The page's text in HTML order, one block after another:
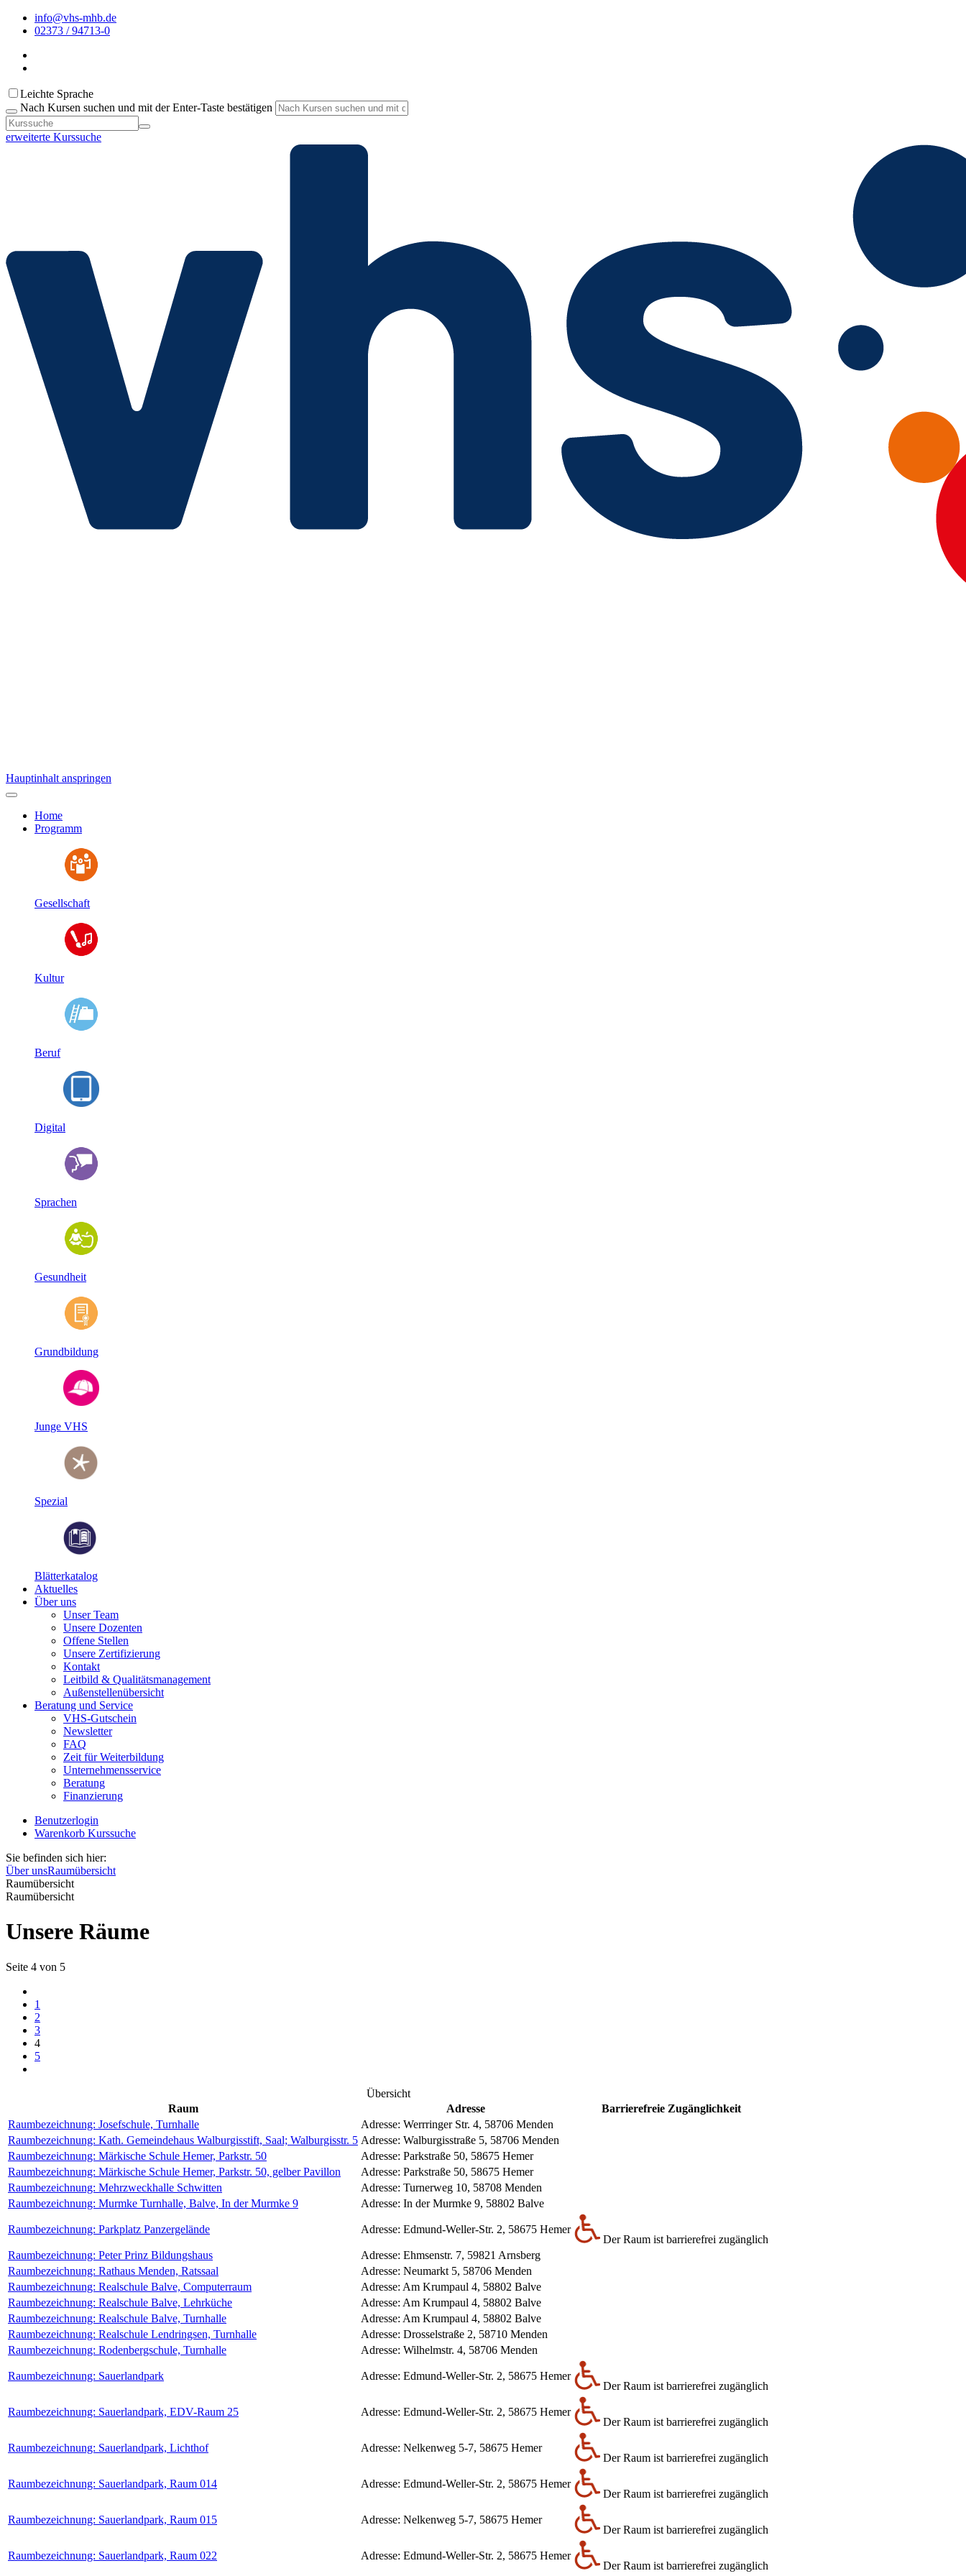
info@vhs-mhb.de
02373 / 94713-0
Leichte Sprache
Nach Kursen suchen und mit der Enter-Taste bestätigen
erweiterte Kurssuche
Hauptinhalt anspringen
Home
Programm
Gesellschaft
Kultur
Beruf
Digital
Sprachen
Gesundheit
Grundbildung
Junge VHS
Spezial
Blätterkatalog
Aktuelles
Über uns
Unser Team
Unsere Dozenten
Offene Stellen
Unsere Zertifizierung
Kontakt
Leitbild & Qualitätsmanagement
Außenstellenübersicht
Beratung und Service
VHS-Gutschein
Newsletter
FAQ
Zeit für Weiterbildung
Unternehmensservice
Beratung
Finanzierung
Benutzerlogin
Warenkorb Kurssuche
Sie befinden sich hier:
Über unsRaumübersicht
Raumübersicht
Raumübersicht
Unsere Räume
Seite 4 von 5
1
2
3
4
5
Übersicht
Raum
Adresse
Barrierefreie Zugänglichkeit
Raumbezeichnung: Josefschule, Turnhalle Adresse: Werrringer Str. 4, 58706 Menden
Raumbezeichnung: Kath. Gemeindehaus Walburgisstift, Saal; Walburgisstr. 5 Adresse: Walburgisstraße 5, 58706 Menden
Raumbezeichnung: Märkische Schule Hemer, Parkstr. 50 Adresse: Parkstraße 50, 58675 Hemer
Raumbezeichnung: Märkische Schule Hemer, Parkstr. 50, gelber Pavillon Adresse: Parkstraße 50, 58675 Hemer
Raumbezeichnung: Mehrzweckhalle Schwitten Adresse: Turnerweg 10, 58708 Menden
Raumbezeichnung: Murmke Turnhalle, Balve, In der Murmke 9 Adresse: In der Murmke 9, 58802 Balve
Raumbezeichnung: Parkplatz Panzergelände Adresse: Edmund-Weller-Str. 2, 58675 Hemer
Der Raum ist barrierefrei zugänglich
Raumbezeichnung: Peter Prinz Bildungshaus Adresse: Ehmsenstr. 7, 59821 Arnsberg
Raumbezeichnung: Rathaus Menden, Ratssaal Adresse: Neumarkt 5, 58706 Menden
Raumbezeichnung: Realschule Balve, Computerraum Adresse: Am Krumpaul 4, 58802 Balve
Raumbezeichnung: Realschule Balve, Lehrküche Adresse: Am Krumpaul 4, 58802 Balve
Raumbezeichnung: Realschule Balve, Turnhalle Adresse: Am Krumpaul 4, 58802 Balve
Raumbezeichnung: Realschule Lendringsen, Turnhalle Adresse: Drosselstraße 2, 58710 Menden
Raumbezeichnung: Rodenbergschule, Turnhalle Adresse: Wilhelmstr. 4, 58706 Menden
Raumbezeichnung: Sauerlandpark Adresse: Edmund-Weller-Str. 2, 58675 Hemer
Der Raum ist barrierefrei zugänglich
Raumbezeichnung: Sauerlandpark, EDV-Raum 25 Adresse: Edmund-Weller-Str. 2, 58675 Hemer
Der Raum ist barrierefrei zugänglich
Raumbezeichnung: Sauerlandpark, Lichthof Adresse: Nelkenweg 5-7, 58675 Hemer
Der Raum ist barrierefrei zugänglich
Raumbezeichnung: Sauerlandpark, Raum 014 Adresse: Edmund-Weller-Str. 2, 58675 Hemer
Der Raum ist barrierefrei zugänglich
Raumbezeichnung: Sauerlandpark, Raum 015 Adresse: Nelkenweg 5-7, 58675 Hemer
Der Raum ist barrierefrei zugänglich
Raumbezeichnung: Sauerlandpark, Raum 022 Adresse: Edmund-Weller-Str. 2, 58675 Hemer
Der Raum ist barrierefrei zugänglich